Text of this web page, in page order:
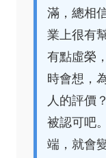
滿，總相
業上很有
有點虛榮
時會想，
人的評價
被認可吧
端，就會